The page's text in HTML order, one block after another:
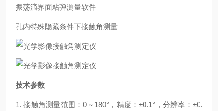
振荡滴界面粘弹测量软件
孔内特殊隐藏条件下接触角测量
技术参数
1.接触角测量范围：0 ～ 180° ，精度：±0.1° ，分辨率：±0.